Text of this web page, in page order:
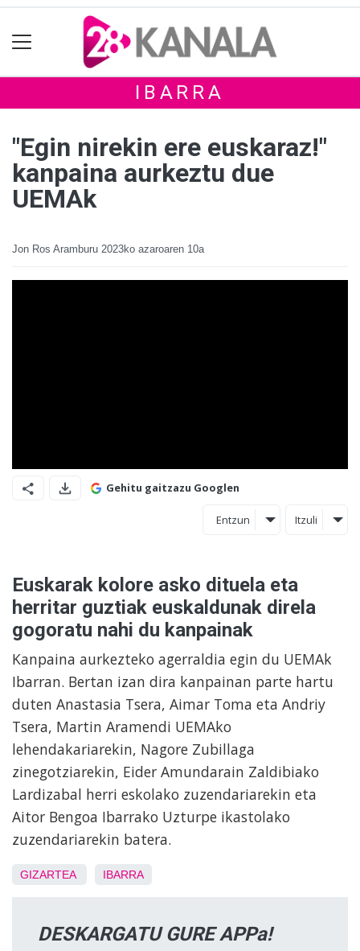
IBARRA
"Egin nirekin ere euskaraz!"
kanpaina aurkeztu due
UEMAk
Jon Ros Aramburu 2023ko azaroaren 10a
Gehitu gaitzazu Googlen
Entzun Itzuli
Euskarak kolore asko dituela eta
herritar guztiak euskaldunak direla
gogoratu nahi du kanpainak
Kanpaina aurkezteko agerraldia egin du UEMAk
Ibarran. Bertan izan dira kanpainan parte hartu
duten Anastasia Tsera, Aimar Toma eta Andriy
Tsera, Martin Aramendi UEMAko
lehendakariarekin, Nagore Zubillaga
zinegotziarekin, Eider Amundarain Zaldibiako
Lardizabal herri eskolako zuzendariarekin eta
Aitor Bengoa Ibarrako Uzturpe ikastolako
zuzendariarekin batera.
GIZARTEA IBARRA
DESKARGATU GURE APPa!